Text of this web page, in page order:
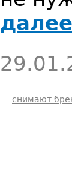
снимают